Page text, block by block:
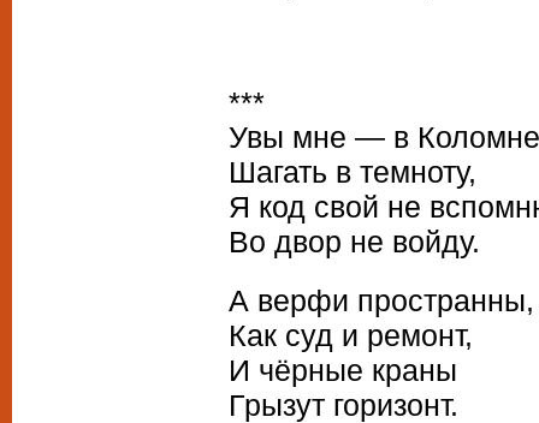
***
Увы мне — в Коломне
Шагать в темноту,
Я код свой не
Во двор не войду.
А верфи пространны,
Как суд и ремонт,
И чёрные краны
Грызут горизонт.